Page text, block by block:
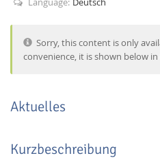
Interactive Media
Sorry, this content is only
convenience, it is shown below
Aktuelles
Kurzbeschreibung